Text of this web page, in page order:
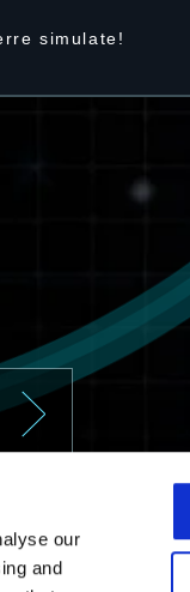
our
and
simulate!